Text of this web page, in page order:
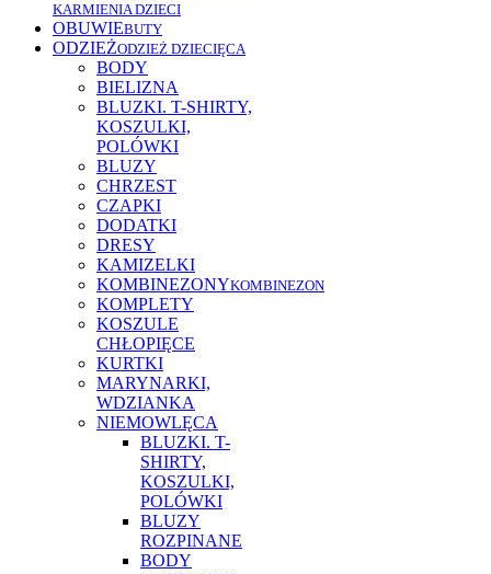
KARMIENIA DZIECI
OBUWIEBUTY
ODZIEŻODZIEŻ DZIECIĘCA
BODY
BIELIZNA
BLUZKI. T-SHIRTY,
KOSZULKI,
POLÓWKI
BLUZY
CHRZEST
CZAPKI
DODATKI
DRESY
KAMIZELKI
KOMBINEZONYKOMBINEZON
KOMPLETY
KOSZULE
CHŁOPIĘCE
KURTKI
MARYNARKI,
WDZIANKA
NIEMOWLĘCA
BLUZKI. T-
SHIRTY,
KOSZULKI,
POLÓWKI
BLUZY
ROZPINANE
BODY